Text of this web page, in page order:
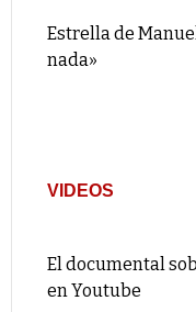
Estrella de
nada»
VIDEOS
El documental
en Youtube